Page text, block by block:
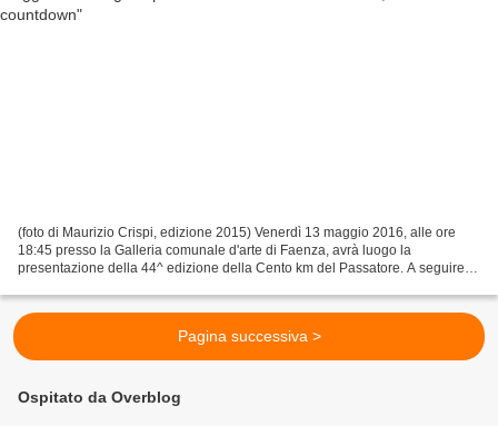
(foto di Maurizio Crispi, edizione 2015) Venerdì 13 maggio 2016, alle ore
18:45 presso la Galleria comunale d'arte di Faenza, avrà luogo la
presentazione della 44^ edizione della Cento km del Passatore. A seguire è
Pagina successiva >
Ospitato da Overblog